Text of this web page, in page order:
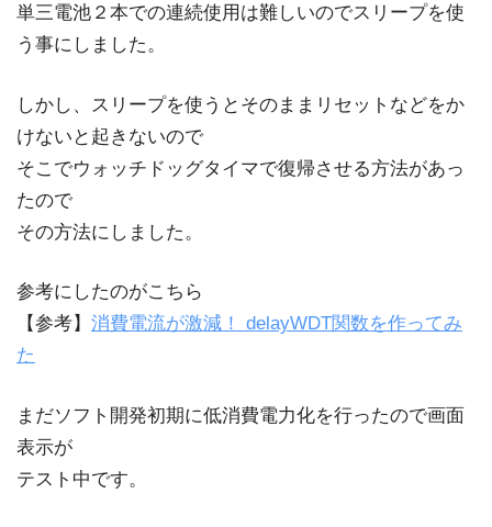
単三電池２本での連続使用は難しいのでスリープを使
う事にしました。
しかし、スリープを使うとそのままリセットなどをか
けないと起きないので
そこでウォッチドッグタイマで復帰させる方法があっ
たので
その方法にしました。
参考にしたのがこちら
【参考】 消費電流が激減！ delayWDT関数を作ってみ
た
まだソフト開発初期に低消費電力化を行ったので画面
表示が
テスト中です。